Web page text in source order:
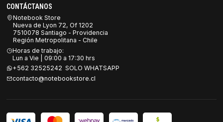
CONTÁCTANOS
Notebook Store
Nueva de Lyon 72, Of 1202
7510078 Santiago - Providencia
Región Metropolitana - Chile
Horas de trabajo:
Lun a Vie | 09:00 a 17:30 hrs
+562 32525242 SOLO WHATSAPP
contacto@notebookstore.cl